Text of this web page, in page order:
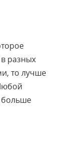
разных
то лучше
больше